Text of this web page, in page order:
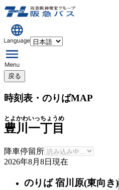
戻る
時刻表・のりばMAP
豊川一丁目
とよかわいっちょうめ
降車停留所
2026年8月8日 現在
のりば 宿川原(東向き)